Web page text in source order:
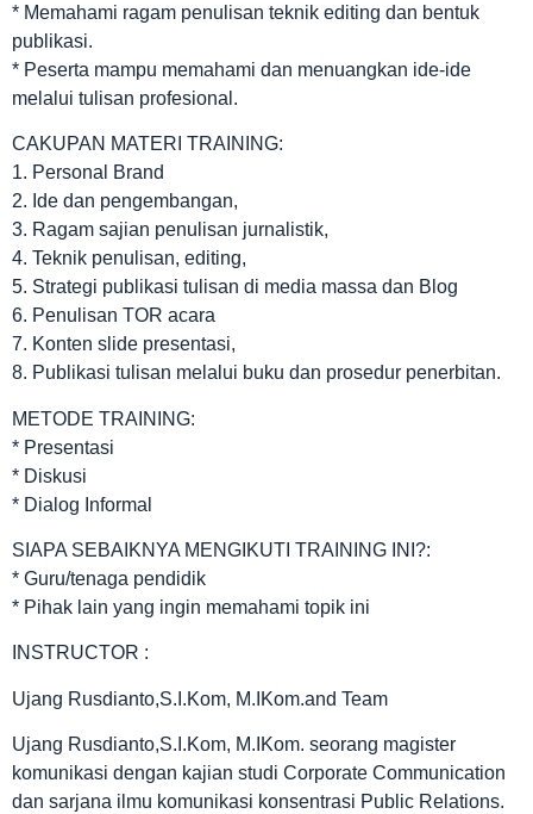
* Memahami ragam penulisan teknik editing dan bentuk
publikasi.
* Peserta mampu memahami dan menuangkan ide-ide
melalui tulisan profesional.
CAKUPAN MATERI TRAINING:
1. Personal Brand
2. Ide dan pengembangan,
3. Ragam sajian penulisan jurnalistik,
4. Teknik penulisan, editing,
5. Strategi publikasi tulisan di media massa dan Blog
6. Penulisan TOR acara
7. Konten slide presentasi,
8. Publikasi tulisan melalui buku dan prosedur penerbitan.
METODE TRAINING:
* Presentasi
* Diskusi
* Dialog Informal
SIAPA SEBAIKNYA MENGIKUTI TRAINING INI?:
* Guru/tenaga pendidik
* Pihak lain yang ingin memahami topik ini
INSTRUCTOR :
Ujang Rusdianto,S.I.Kom, M.IKom.and Team
Ujang Rusdianto,S.I.Kom, M.IKom. seorang magister
komunikasi dengan kajian studi Corporate Communication
dan sarjana ilmu komunikasi konsentrasi Public Relations.